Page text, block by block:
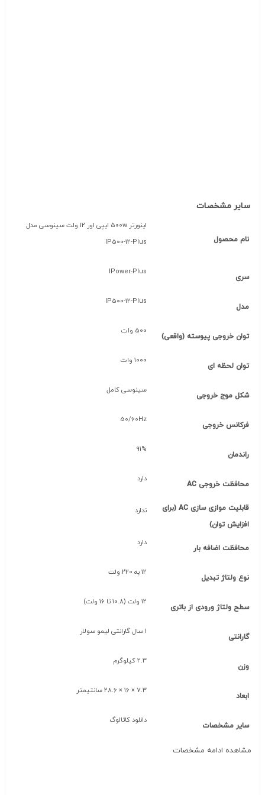
سایر مشخصات
نام محصول
اینورتر 500w ایپی اور 12 ولت سینوسی مدل
IP500-12-Plus
سری
IPower-Plus
مدل
IP500-12-Plus
توان خروجی پیوسته (واقعی)
500 وات
توان لحظه ای
1000 وات
شکل موج خروجی
سینوسی کامل
فرکانس خروجی
50/60Hz
راندمان
91%
محافظت خروجی AC
دارد
قابلیت موازی سازی AC (برای
افزایش توان)
ندارد
محافظت اضافه بار
دارد
نوع ولتاژ تبدیل
12 به 220 ولت
سطح ولتاژ ورودی از باتری
12 ولت (10.8 تا 16 ولت)
گارانتی
1 سال گارانتی لیمو سولار
وزن
2.3 کیلوگرم
ابعاد
7.3 × 16 × 28.6 سانتیمتر
سایر مشخصات
دانلود کاتالوگ
مشاهده ادامه مشخصات